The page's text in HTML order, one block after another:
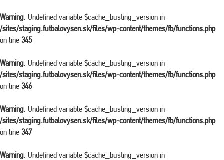
Warning: Undefined variable $cache_busting_version in
/sites/staging.futbalovysen.sk/files/wp-content/themes/fb/functions.php
on line 345
Warning: Undefined variable $cache_busting_version in
/sites/staging.futbalovysen.sk/files/wp-content/themes/fb/functions.php
on line 346
Warning: Undefined variable $cache_busting_version in
/sites/staging.futbalovysen.sk/files/wp-content/themes/fb/functions.php
on line 347
Warning: Undefined variable $cache_busting_version in